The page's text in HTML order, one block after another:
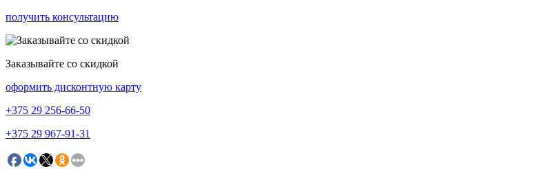
получить консультацию
Заказывайте со скидкой
оформить дисконтную карту
+375 29 256-66-50
+375 29 967-91-31